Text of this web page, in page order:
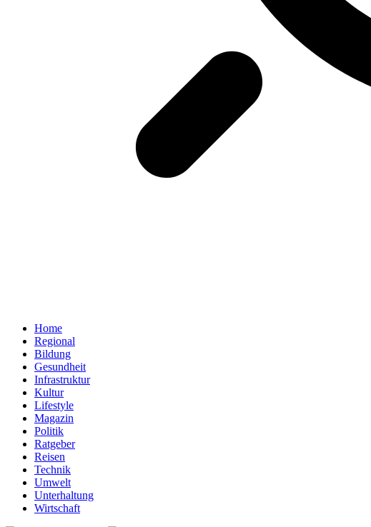
Home
Regional
Bildung
Gesundheit
Infrastruktur
Kultur
Lifestyle
Magazin
Politik
Ratgeber
Reisen
Technik
Umwelt
Unterhaltung
Wirtschaft